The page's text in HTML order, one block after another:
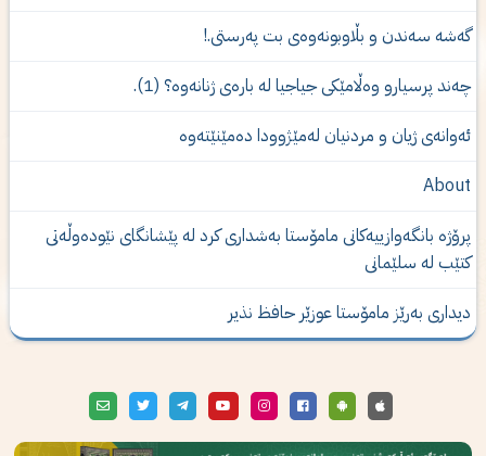
سەندن و بڵاوبونەوەى بت پەرستى.!
پرسیارو وەڵامێكی جیاجیا لە بارەی ژنانەوە؟ (1).
ژیان و مردنیان له‌مێژوودا ده‌مێنێته‌وه‌
بانگەوازییەکانی مامۆستا بەشدارى كرد لە پێشانگای نێودەوڵەتی
لە سلێمانی
به‌رێز مامۆستا عوزێر حافظ نذیر